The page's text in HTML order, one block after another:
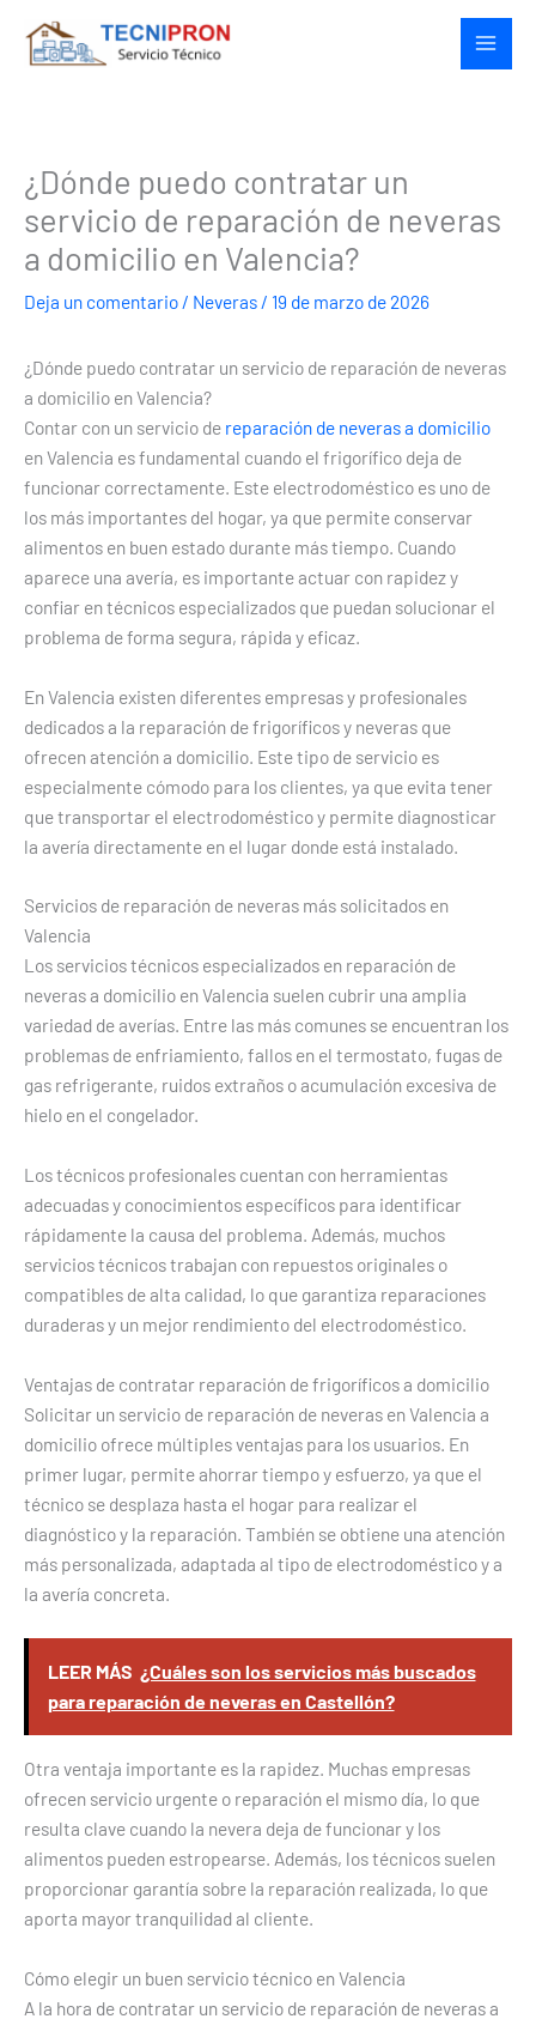
contenido
¿Dónde puedo contratar un
servicio de reparación de neveras
a domicilio en Valencia?
Deja un comentario / Neveras / 19 de marzo de 2026
¿Dónde puedo contratar un servicio de reparación de neveras
a domicilio en Valencia?
Contar con un servicio de reparación de neveras a domicilio
en Valencia es fundamental cuando el frigorífico deja de
funcionar correctamente. Este electrodoméstico es uno de
los más importantes del hogar, ya que permite conservar
alimentos en buen estado durante más tiempo. Cuando
aparece una avería, es importante actuar con rapidez y
confiar en técnicos especializados que puedan solucionar el
problema de forma segura, rápida y eficaz.
En Valencia existen diferentes empresas y profesionales
dedicados a la reparación de frigoríficos y neveras que
ofrecen atención a domicilio. Este tipo de servicio es
especialmente cómodo para los clientes, ya que evita tener
que transportar el electrodoméstico y permite diagnosticar
la avería directamente en el lugar donde está instalado.
Servicios de reparación de neveras más solicitados en
Valencia
Los servicios técnicos especializados en reparación de
neveras a domicilio en Valencia suelen cubrir una amplia
variedad de averías. Entre las más comunes se encuentran los
problemas de enfriamiento, fallos en el termostato, fugas de
gas refrigerante, ruidos extraños o acumulación excesiva de
hielo en el congelador.
Los técnicos profesionales cuentan con herramientas
adecuadas y conocimientos específicos para identificar
rápidamente la causa del problema. Además, muchos
servicios técnicos trabajan con repuestos originales o
compatibles de alta calidad, lo que garantiza reparaciones
duraderas y un mejor rendimiento del electrodoméstico.
Ventajas de contratar reparación de frigoríficos a domicilio
Solicitar un servicio de reparación de neveras en Valencia a
domicilio ofrece múltiples ventajas para los usuarios. En
primer lugar, permite ahorrar tiempo y esfuerzo, ya que el
técnico se desplaza hasta el hogar para realizar el
diagnóstico y la reparación. También se obtiene una atención
más personalizada, adaptada al tipo de electrodoméstico y a
la avería concreta.
LEER MÁS ¿Cuáles son los servicios más buscados
para reparación de neveras en Castellón?
Otra ventaja importante es la rapidez. Muchas empresas
ofrecen servicio urgente o reparación el mismo día, lo que
resulta clave cuando la nevera deja de funcionar y los
alimentos pueden estropearse. Además, los técnicos suelen
proporcionar garantía sobre la reparación realizada, lo que
aporta mayor tranquilidad al cliente.
Cómo elegir un buen servicio técnico en Valencia
A la hora de contratar un servicio de reparación de neveras a